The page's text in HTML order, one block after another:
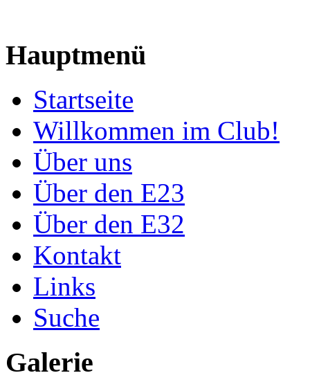
Hauptmenü
Startseite
Willkommen im Club!
Über uns
Über den E23
Über den E32
Kontakt
Links
Suche
Galerie